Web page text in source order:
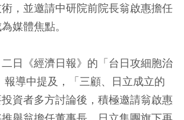
，並邀請中研院前院長翁啟惠擔任
媒體焦點。
日《經濟日報》的「台日攻細胞治
報導中提及，「三顧、日立成立的
資者多方討論後，積極邀請翁啟惠